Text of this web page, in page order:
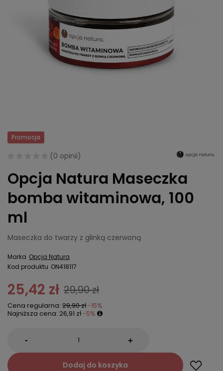
Promocja
(0 opinii)
Opcja Natura Maseczka
bomba witaminowa, 100
ml
Maseczka do twarzy z glinką czerwoną
Marka Opcja Natura
Kod produktu ON418117
25,42 zł 29,90 zł
Cena regularna: 29,90 zł -15%
Najniższa cena: 26,91 zł -5%
- +
Dodaj do koszyka